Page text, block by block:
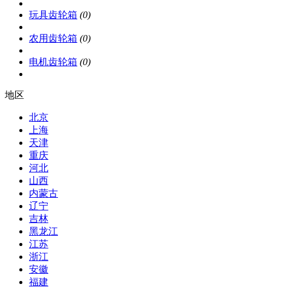
玩具齿轮箱 (0)
农用齿轮箱 (0)
电机齿轮箱 (0)
地区
北京
上海
天津
重庆
河北
山西
内蒙古
辽宁
吉林
黑龙江
江苏
浙江
安徽
福建